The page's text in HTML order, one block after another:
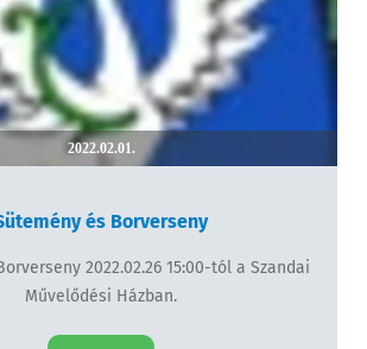
2022.02.01.
és Borverseny
2022.02.26 15:00-tól a Szandai
Művelődési Házban.